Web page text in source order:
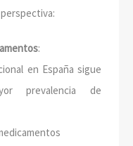
:
en España sigue
prevalencia de